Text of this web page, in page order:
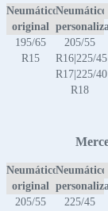
Neumático
original
Neumático
195/65
R15
205/55
R16|225/45
R17|225/40
R18
Neumático
original
Neumático
205/55
225/45